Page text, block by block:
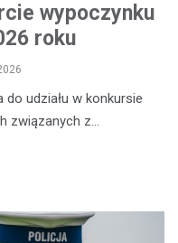
wypoczynku
roku
udziału w konkursie
związanych z…